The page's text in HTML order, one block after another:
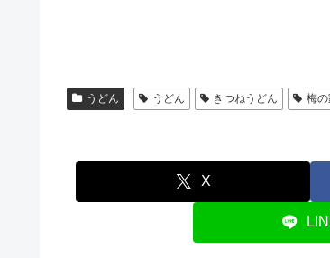
うどん うどん きつねうどん 梅の
X